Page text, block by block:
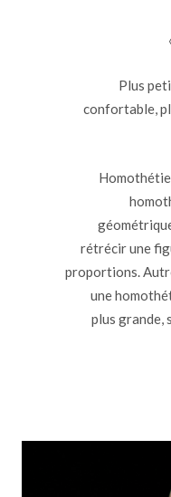
Plus
confortable,
Homothétie
rétrécir une
proportions.
une
plus grande,